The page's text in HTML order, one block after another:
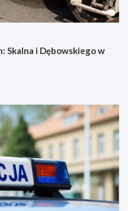
Skalna i Dębowskiego w